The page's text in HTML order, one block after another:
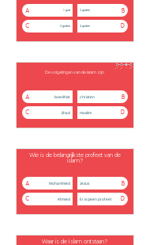
A 1 god B
2 goden
C 3 goden D
4 goden
De volgelingen van de islam zijn
A boedhist B
christen
C jihad D
moslim
Wie is de belangrijkste profeet van de
islam?
A Mohammed B
Jezus
C Ahmed D
Er is geen profeet
Waar is de Islam ontstaan?